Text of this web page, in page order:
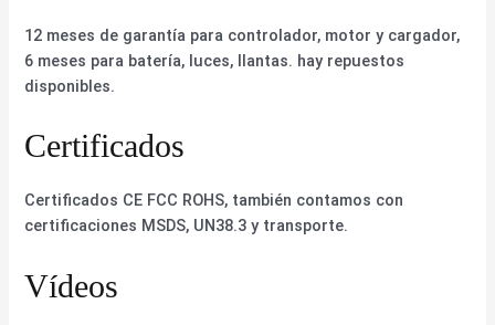
12 meses de garantía para controlador, motor y cargador,
6 meses para batería, luces, llantas. hay repuestos
disponibles.
Certificados
Certificados CE FCC ROHS, también contamos con
certificaciones MSDS, UN38.3 y transporte.
Vídeos